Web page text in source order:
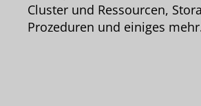
Cluster und Ressourcen,
Prozeduren und einiges